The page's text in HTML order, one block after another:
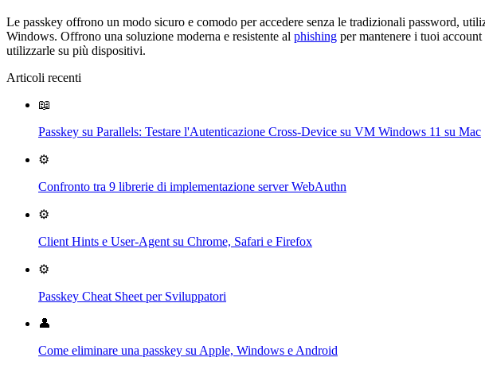
Le passkey offrono un modo sicuro e comodo per accedere senza le tradizionali password,
Windows. Offrono una soluzione moderna e resistente al phishing per mantenere i tuoi
utilizzarle su più dispositivi.
Articoli recenti
📖
Passkey su Parallels: Testare l'Autenticazione Cross-Device su VM Windows 11 su Mac
⚙️
Confronto tra 9 librerie di implementazione server WebAuthn
⚙️
Client Hints e User-Agent su Chrome, Safari e Firefox
⚙️
Passkey Cheat Sheet per Sviluppatori
👤
Come eliminare una passkey su Apple, Windows e Android